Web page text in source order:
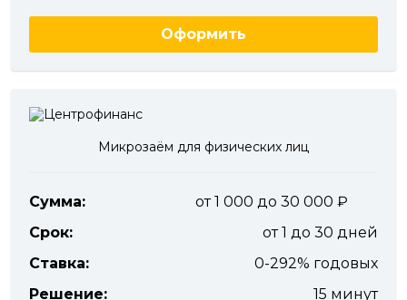
Оформить
Микрозаём для физических лиц
Сумма:
от 1 000 до 30 000
Срок:
от 1 до 30 дней
Ставка:
0-292% годовых
Решение:
15 минут